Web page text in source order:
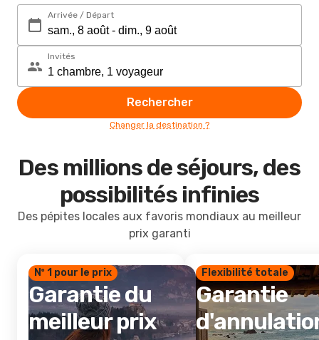
Arrivée / Départ
Invités
Rechercher
Changer la destination ?
Des millions de séjours, des
possibilités infinies
Des pépites locales aux favoris mondiaux au meilleur
prix garanti
Nº 1 pour le prix
Garantie du
meilleur prix
Flexibilité totale
Garantie